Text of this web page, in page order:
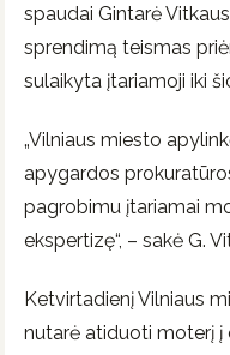
spaudai Gintarė
sprendimą teismas
sulaikyta įtariamoji iki
„Vilniaus miesto
apygardos
pagrobimu įtariamai
ekspertizę“, – sakė G.
Ketvirtadienį Vilniaus
nutarė atiduoti moterį į